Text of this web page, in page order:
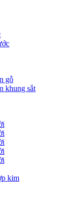
gỗ
khung sắt
kim